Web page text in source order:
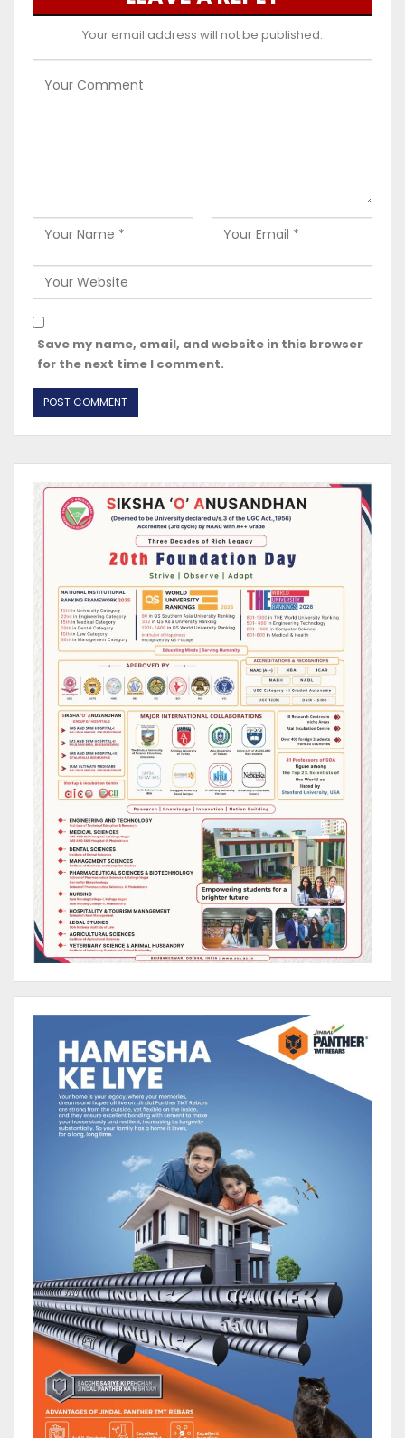
Your email address will not be published.
Save my name, email, and website in this browser
for the next time I comment.